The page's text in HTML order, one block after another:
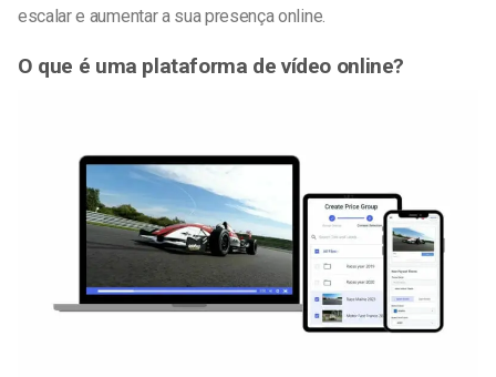
escalar e aumentar a sua presença online.
O que é uma plataforma de vídeo online?